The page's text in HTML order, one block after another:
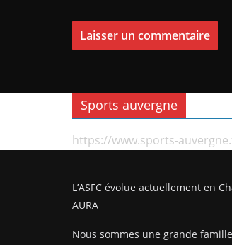
Sports auvergne
https://www.sports-
L’ASFC évolue actuellement en
AURA
Nous sommes une grande